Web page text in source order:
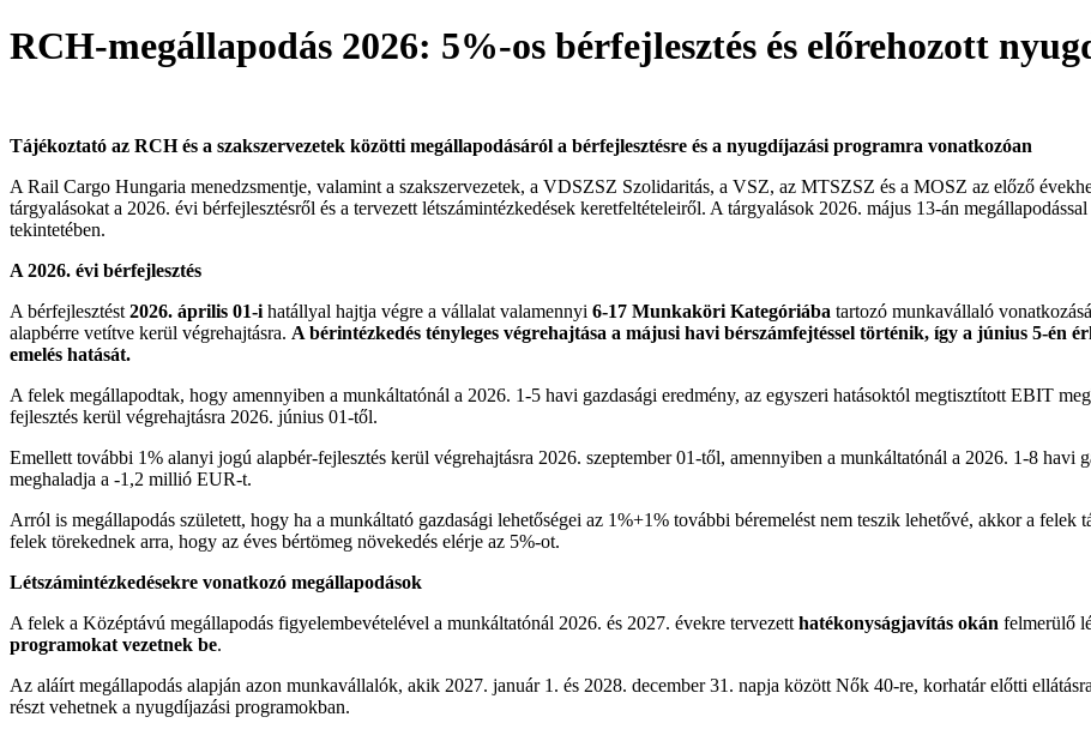
RCH-megállapodás 2026: 5%-os bérfejlesztés és előrehozott
Tájékoztató az RCH és a szakszervezetek közötti megállapodásáról a bérfejlesztésre és a nyugdíjazási programra vonatkozóan
A Rail Cargo Hungaria menedzsmentje, valamint a szakszervezetek, a VDSZSZ Szolidaritás, a VSZ, az MTSZSZ és a MOSZ az előző
tárgyalásokat a 2026. évi bérfejlesztésről és a tervezett létszámintézkedések keretfeltételeiről. A tárgyalások 2026. május 13-án
tekintetében.
A 2026. évi bérfejlesztés
A bérfejlesztést 2026. április 01-i hatállyal hajtja végre a vállalat valamennyi 6-17 Munkaköri Kategóriába tartozó munkavállaló
alapbérre vetítve kerül végrehajtásra. A bérintézkedés tényleges végrehajtása a májusi havi bérszámfejtéssel történik, így a június 5-én
emelés hatását.
A felek megállapodtak, hogy amennyiben a munkáltatónál a 2026. 1-5 havi gazdasági eredmény, az egyszeri hatásoktól megtisztított EBIT
fejlesztés kerül végrehajtásra 2026. június 01-től.
Emellett további 1% alanyi jogú alapbér-fejlesztés kerül végrehajtásra 2026. szeptember 01-től, amennyiben a munkáltatónál a 2026. 1-8 havi
meghaladja a -1,2 millió EUR-t.
Arról is megállapodás született, hogy ha a munkáltató gazdasági lehetőségei az 1%+1% további béremelést nem teszik lehetővé, akkor a
felek törekednek arra, hogy az éves bértömeg növekedés elérje az 5%-ot.
Létszámintézkedésekre vonatkozó megállapodások
A felek a Középtávú megállapodás figyelembevételével a munkáltatónál 2026. és 2027. évekre tervezett hatékonyságjavítás okán felmerülő
programokat vezetnek be.
Az aláírt megállapodás alapján azon munkavállalók, akik 2027. január 1. és 2028. december 31. napja között Nők 40-re, korhatár előtti
részt vehetnek a nyugdíjazási programokban.